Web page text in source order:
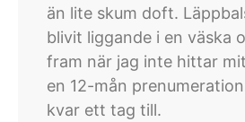
än lite skum doft.
blivit liggande i en väska
fram när jag inte hittar
en 12-mån
kvar ett tag till.